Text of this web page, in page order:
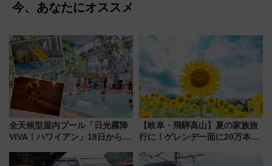
今、あなたにオススメ
全天候型屋内プール「日光霧降
VIVA！ハワイアン」18日から営
ァミリーから大人まで幅広い世
【岐阜・飛騨高山】夏の家族旅
行に！ゲレンデ一面に20万本の
アひまわり園」開園